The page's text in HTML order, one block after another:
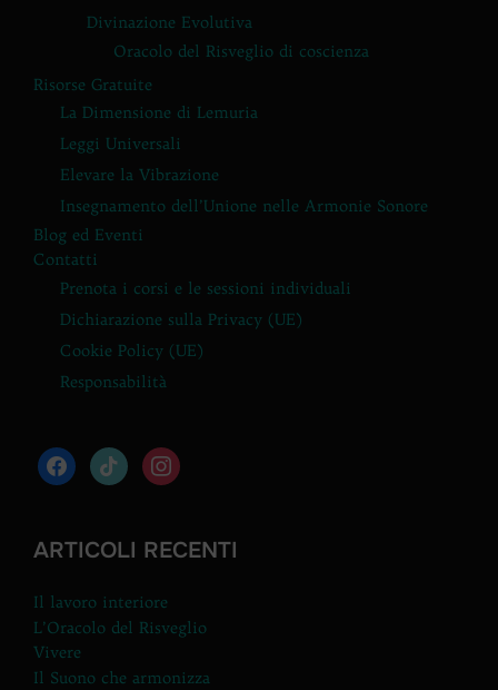
Divinazione Evolutiva
Oracolo del Risveglio di coscienza
Risorse Gratuite
La Dimensione di Lemuria
Leggi Universali
Elevare la Vibrazione
Insegnamento dell’Unione nelle Armonie Sonore
Blog ed Eventi
Contatti
Prenota i corsi e le sessioni individuali
Dichiarazione sulla Privacy (UE)
Cookie Policy (UE)
Responsabilità
facebooktiktok instagram
ARTICOLI RECENTI
Il lavoro interiore
L’Oracolo del Risveglio
Vivere
Il Suono che armonizza